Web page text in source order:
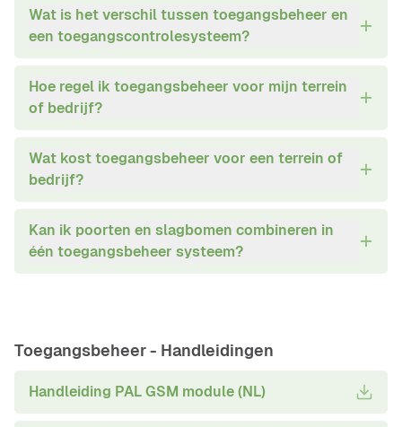
Wat is het verschil tussen toegangsbeheer en
een toegangscontrolesysteem?
Hoe regel ik toegangsbeheer voor mijn terrein
of bedrijf?
Wat kost toegangsbeheer voor een terrein of
bedrijf?
Kan ik poorten en slagbomen combineren in
één toegangsbeheer systeem?
Toegangsbeheer - Handleidingen
Handleiding PAL GSM module (NL)